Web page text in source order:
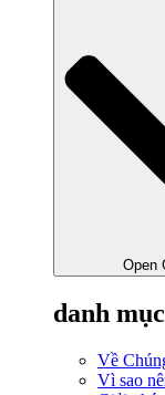
Open
danh mục
Về
Vì sao